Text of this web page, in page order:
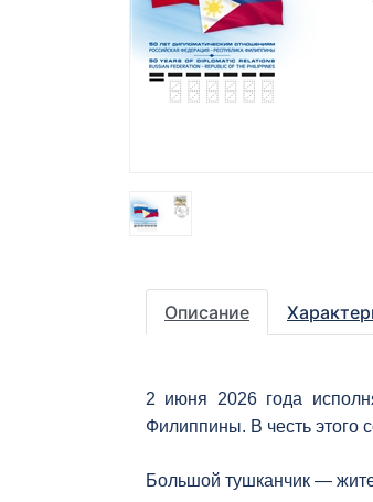
Описание
2 июня 2026 года
Филиппины. В честь этого
Большой тушканчик —